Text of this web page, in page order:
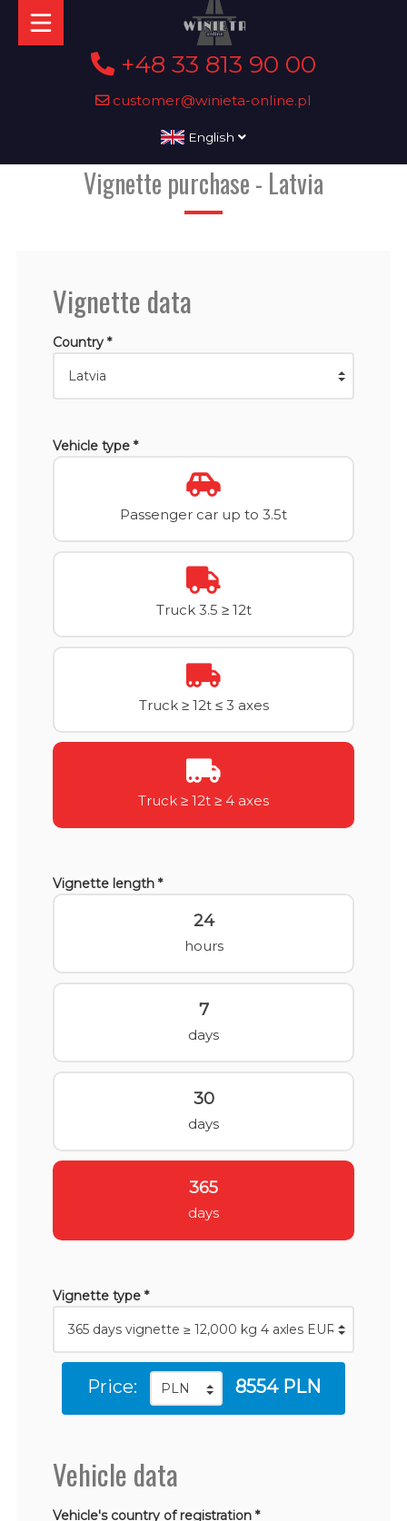
+48 33 813 90 00
customer@winieta-online.pl
English
Vignette purchase - Latvia
Vignette data
Country *
Vehicle type *
Passenger car up to 3.5t
Truck 3.5 ≥ 12t
Truck ≥ 12t ≤ 3 axes
Truck ≥ 12t ≥ 4 axes
Vignette length *
24
hours
7
days
30
days
365
days
Vignette type *
Price: 8554 PLN
Vehicle data
Vehicle's country of registration *